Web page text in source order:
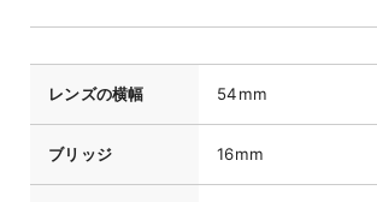
レンズの横幅 54mm
ブリッジ 16mm